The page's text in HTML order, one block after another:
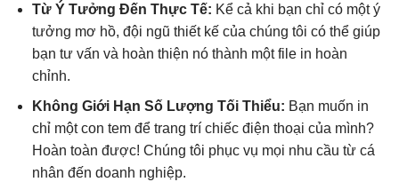
Từ Ý Tưởng Đến Thực Tế: Kể cả khi bạn chỉ có một ý
tưởng mơ hồ, đội ngũ thiết kế của chúng tôi có thể giúp
bạn tư vấn và hoàn thiện nó thành một file in hoàn
chỉnh.
Không Giới Hạn Số Lượng Tối Thiểu: Bạn muốn in
chỉ một con tem để trang trí chiếc điện thoại của mình?
Hoàn toàn được! Chúng tôi phục vụ mọi nhu cầu từ cá
nhân đến doanh nghiệp.